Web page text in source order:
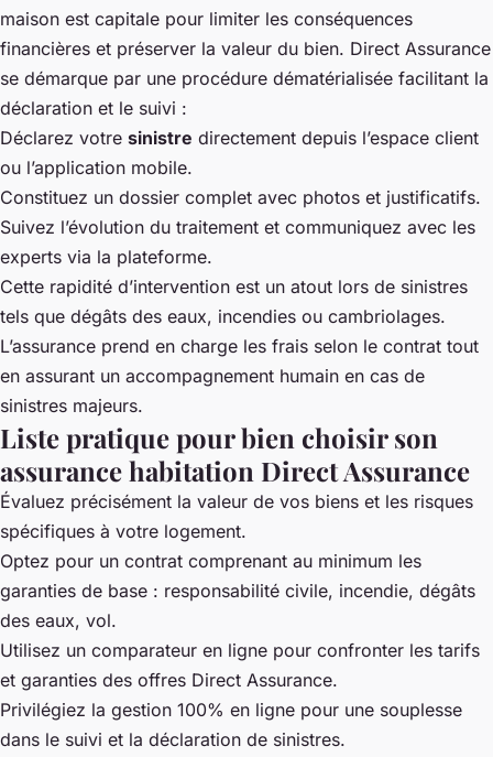
maison est capitale pour limiter les conséquences
financières et préserver la valeur du bien. Direct Assurance
se démarque par une procédure dématérialisée facilitant la
déclaration et le suivi :
Déclarez votre sinistre directement depuis l’espace client
ou l’application mobile.
Constituez un dossier complet avec photos et justificatifs.
Suivez l’évolution du traitement et communiquez avec les
experts via la plateforme.
Cette rapidité d’intervention est un atout lors de sinistres
tels que dégâts des eaux, incendies ou cambriolages.
L’assurance prend en charge les frais selon le contrat tout
en assurant un accompagnement humain en cas de
sinistres majeurs.
Liste pratique pour bien choisir son
assurance habitation Direct Assurance
Évaluez précisément la valeur de vos biens et les risques
spécifiques à votre logement.
Optez pour un contrat comprenant au minimum les
garanties de base : responsabilité civile, incendie, dégâts
des eaux, vol.
Utilisez un comparateur en ligne pour confronter les tarifs
et garanties des offres Direct Assurance.
Privilégiez la gestion 100% en ligne pour une souplesse
dans le suivi et la déclaration de sinistres.